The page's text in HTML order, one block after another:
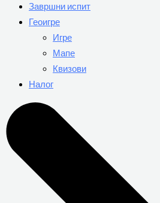
Завршни испит
Геоигре
Игре
Мапе
Квизови
Налог